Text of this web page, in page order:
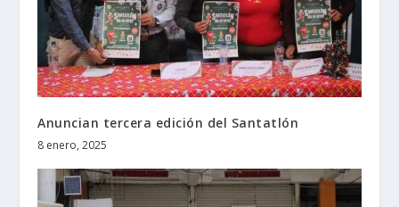
Anuncian tercera edición del Santatlón
8 enero, 2025